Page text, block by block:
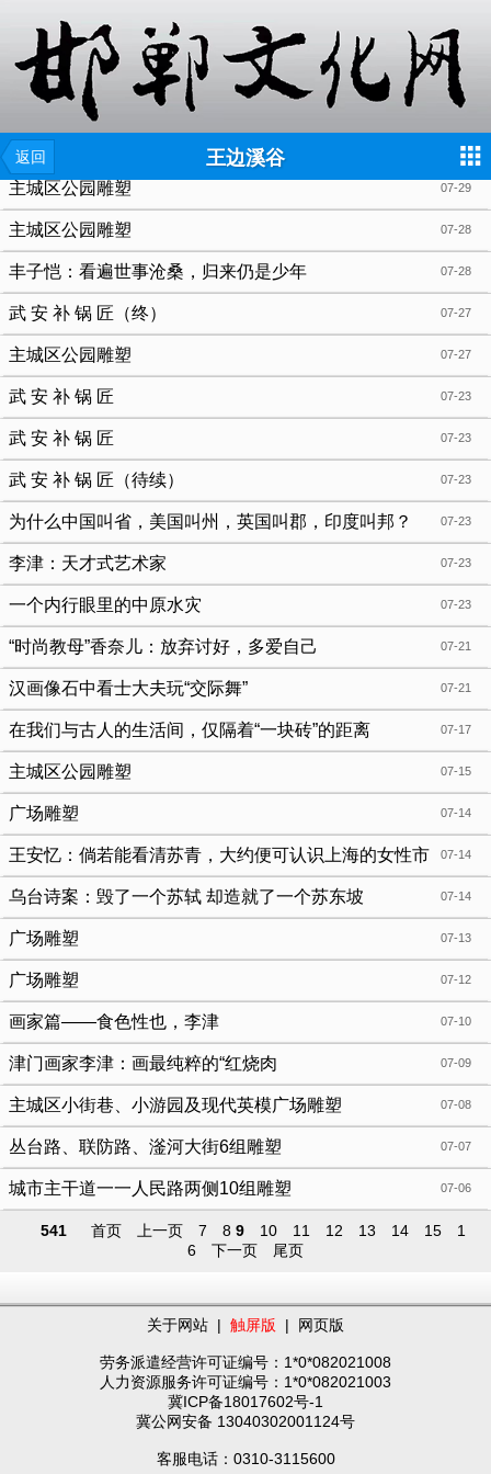
返回 王边溪谷
07-29
主城区公园雕塑
07-28
主城区公园雕塑
07-28
丰子恺：看遍世事沧桑，归来仍是少年
07-27
武 安 补 锅 匠（终）
07-27
主城区公园雕塑
07-23
武 安 补 锅 匠
07-23
武 安 补 锅 匠
07-23
武 安 补 锅 匠（待续）
07-23
为什么中国叫省，美国叫州，英国叫郡，印度叫邦？
07-23
李津：天才式艺术家
07-23
一个内行眼里的中原水灾
07-21
“时尚教母”香奈儿：放弃讨好，多爱自己
07-21
汉画像石中看士大夫玩“交际舞”
07-17
在我们与古人的生活间，仅隔着“一块砖”的距离
07-15
主城区公园雕塑
07-14
广场雕塑
07-14
王安忆：倘若能看清苏青，大约便可认识上海的女性市
民 07-14
乌台诗案：毁了一个苏轼 却造就了一个苏东坡
07-13
广场雕塑
07-12
广场雕塑
07-10
画家篇——食色性也，李津
07-09
津门画家李津：画最纯粹的“红烧肉
07-08
主城区小街巷、小游园及现代英模广场雕塑
07-07
丛台路、联防路、滏河大街6组雕塑
07-06
城市主干道一一人民路两侧10组雕塑
541 首页 上一页 7 8 9 10 11 12 13 14 15
1
6
下一页 尾页
关于网站 | 触屏版 | 网页版
劳务派遣经营许可证编号：1*0*082021008
人力资源服务许可证编号：1*0*082021003
冀ICP备18017602号-1
冀公网安备 13040302001124号
客服电话：0310-3115600